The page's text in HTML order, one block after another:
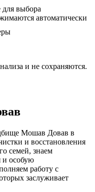
выбора
автоматически
и не сохраняются.
Мошав Довав в
и восстановления
семей, знаем
и особую
работу с
заслуживает